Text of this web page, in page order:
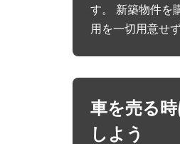
す。 新築物件を
用を一切用意せ
車を売る
しよう